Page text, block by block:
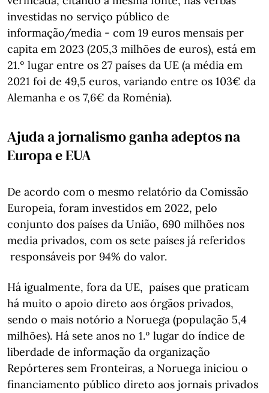
investidas no serviço público de
informação/media - com 19 euros mensais per
capita em 2023 (205,3 milhões de euros), está em
21.º lugar entre os 27 países da UE (a média em
2021 foi de 49,5 euros, variando entre os 103€ da
Alemanha e os 7,6€ da Roménia).
Ajuda a jornalismo ganha adeptos na
Europa e EUA
De acordo com o mesmo relatório da Comissão
Europeia, foram investidos em 2022, pelo
conjunto dos países da União, 690 milhões nos
media privados, com os sete países já referidos
responsáveis por 94% do valor.
Há igualmente, fora da UE, países que praticam
há muito o apoio direto aos órgãos privados,
sendo o mais notório a Noruega (população 5,4
milhões). Há sete anos no 1.º lugar do índice de
liberdade de informação da organização
Repórteres sem Fronteiras, a Noruega iniciou o
financiamento público direto aos jornais privados